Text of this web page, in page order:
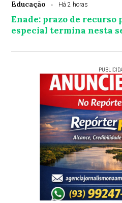
Educação Há 2 horas
Enade: prazo de
especial termina nesta